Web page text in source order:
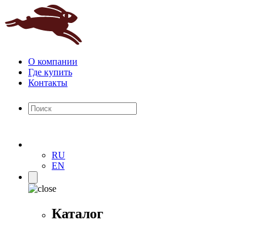
О компании
Где купить
Контакты
RU
EN
Каталог